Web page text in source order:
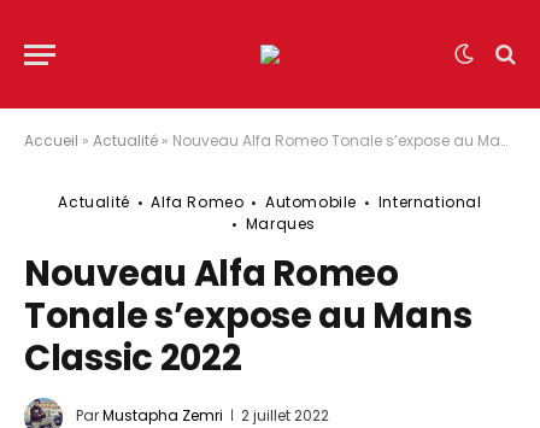
Accueil » Actualité » Nouveau Alfa Romeo Tonale s’expose au Mans Classic 2022
Actualité Alfa Romeo Automobile
International
Marques
Nouveau Alfa Romeo
Tonale s’expose au Mans
Classic 2022
ParMustapha Zemri 2 juillet 2022